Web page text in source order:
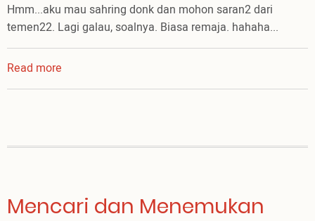
Hmm...aku mau sahring donk dan mohon saran2 dari
temen22. Lagi galau, soalnya. Biasa remaja. hahaha...
Read more
Fall
Mencari dan Menemukan